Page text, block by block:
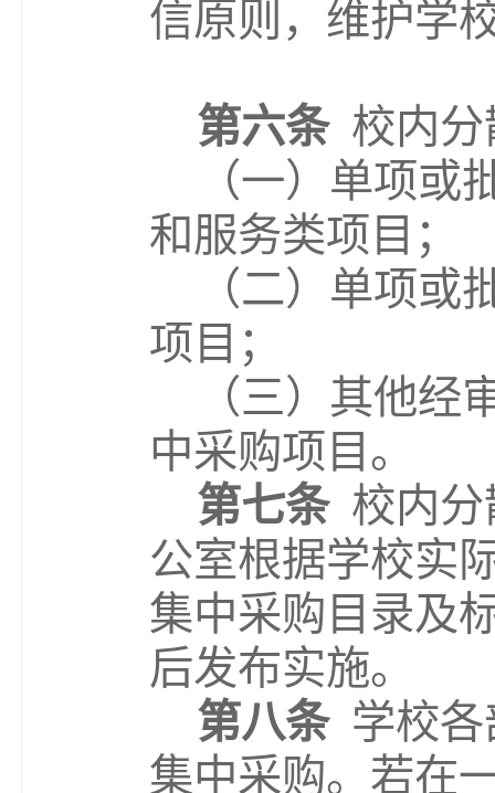
信原则，维护学
第六条 校内
（一）单项或
和服务类项目；
（二）单项或
项目；
（三）其他经
中采购项目。
第七条 校内
公室根据学校实
集中采购目录及
后发布实施。
第八条 学校
集中采购。若在